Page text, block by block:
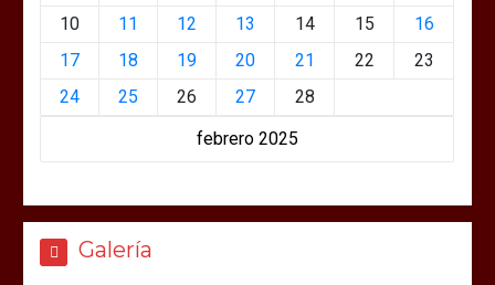
febrero 2025
10
11 12 13 14 15
16
17
18 19 20 21 22
23
24
25 26 27 28
Galería